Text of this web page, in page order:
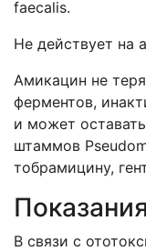
faecalis.
Не действует на
Амикацин не
ферментов,
и может
штаммов
тобрамицину,
В связи с